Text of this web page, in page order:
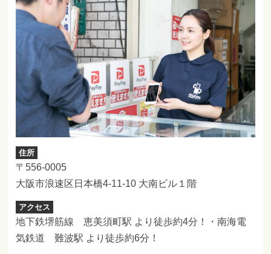
住所
〒556-0005
大阪市浪速区日本橋4-11-10 大南ビル１階
アクセス
地下鉄堺筋線 恵美須町駅 より徒歩約4分！・南海電
気鉄道 難波駅 より徒歩約6分！